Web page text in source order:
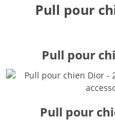
Pull pour
Pull pour
Pull pour